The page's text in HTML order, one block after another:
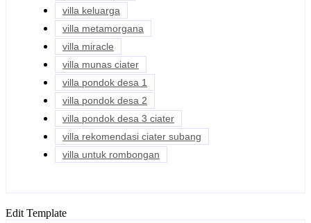
villa keluarga
villa metamorgana
villa miracle
villa munas ciater
villa pondok desa 1
villa pondok desa 2
villa pondok desa 3 ciater
villa rekomendasi ciater subang
villa untuk rombongan
Edit Template